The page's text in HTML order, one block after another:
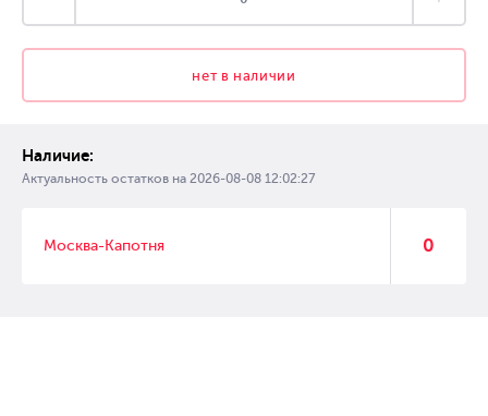
нет в наличии
Наличие:
Актуальность остатков на 2026-08-08 12:02:27
Москва-Капотня 0